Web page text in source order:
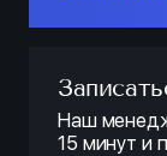
Наш
15 минут и